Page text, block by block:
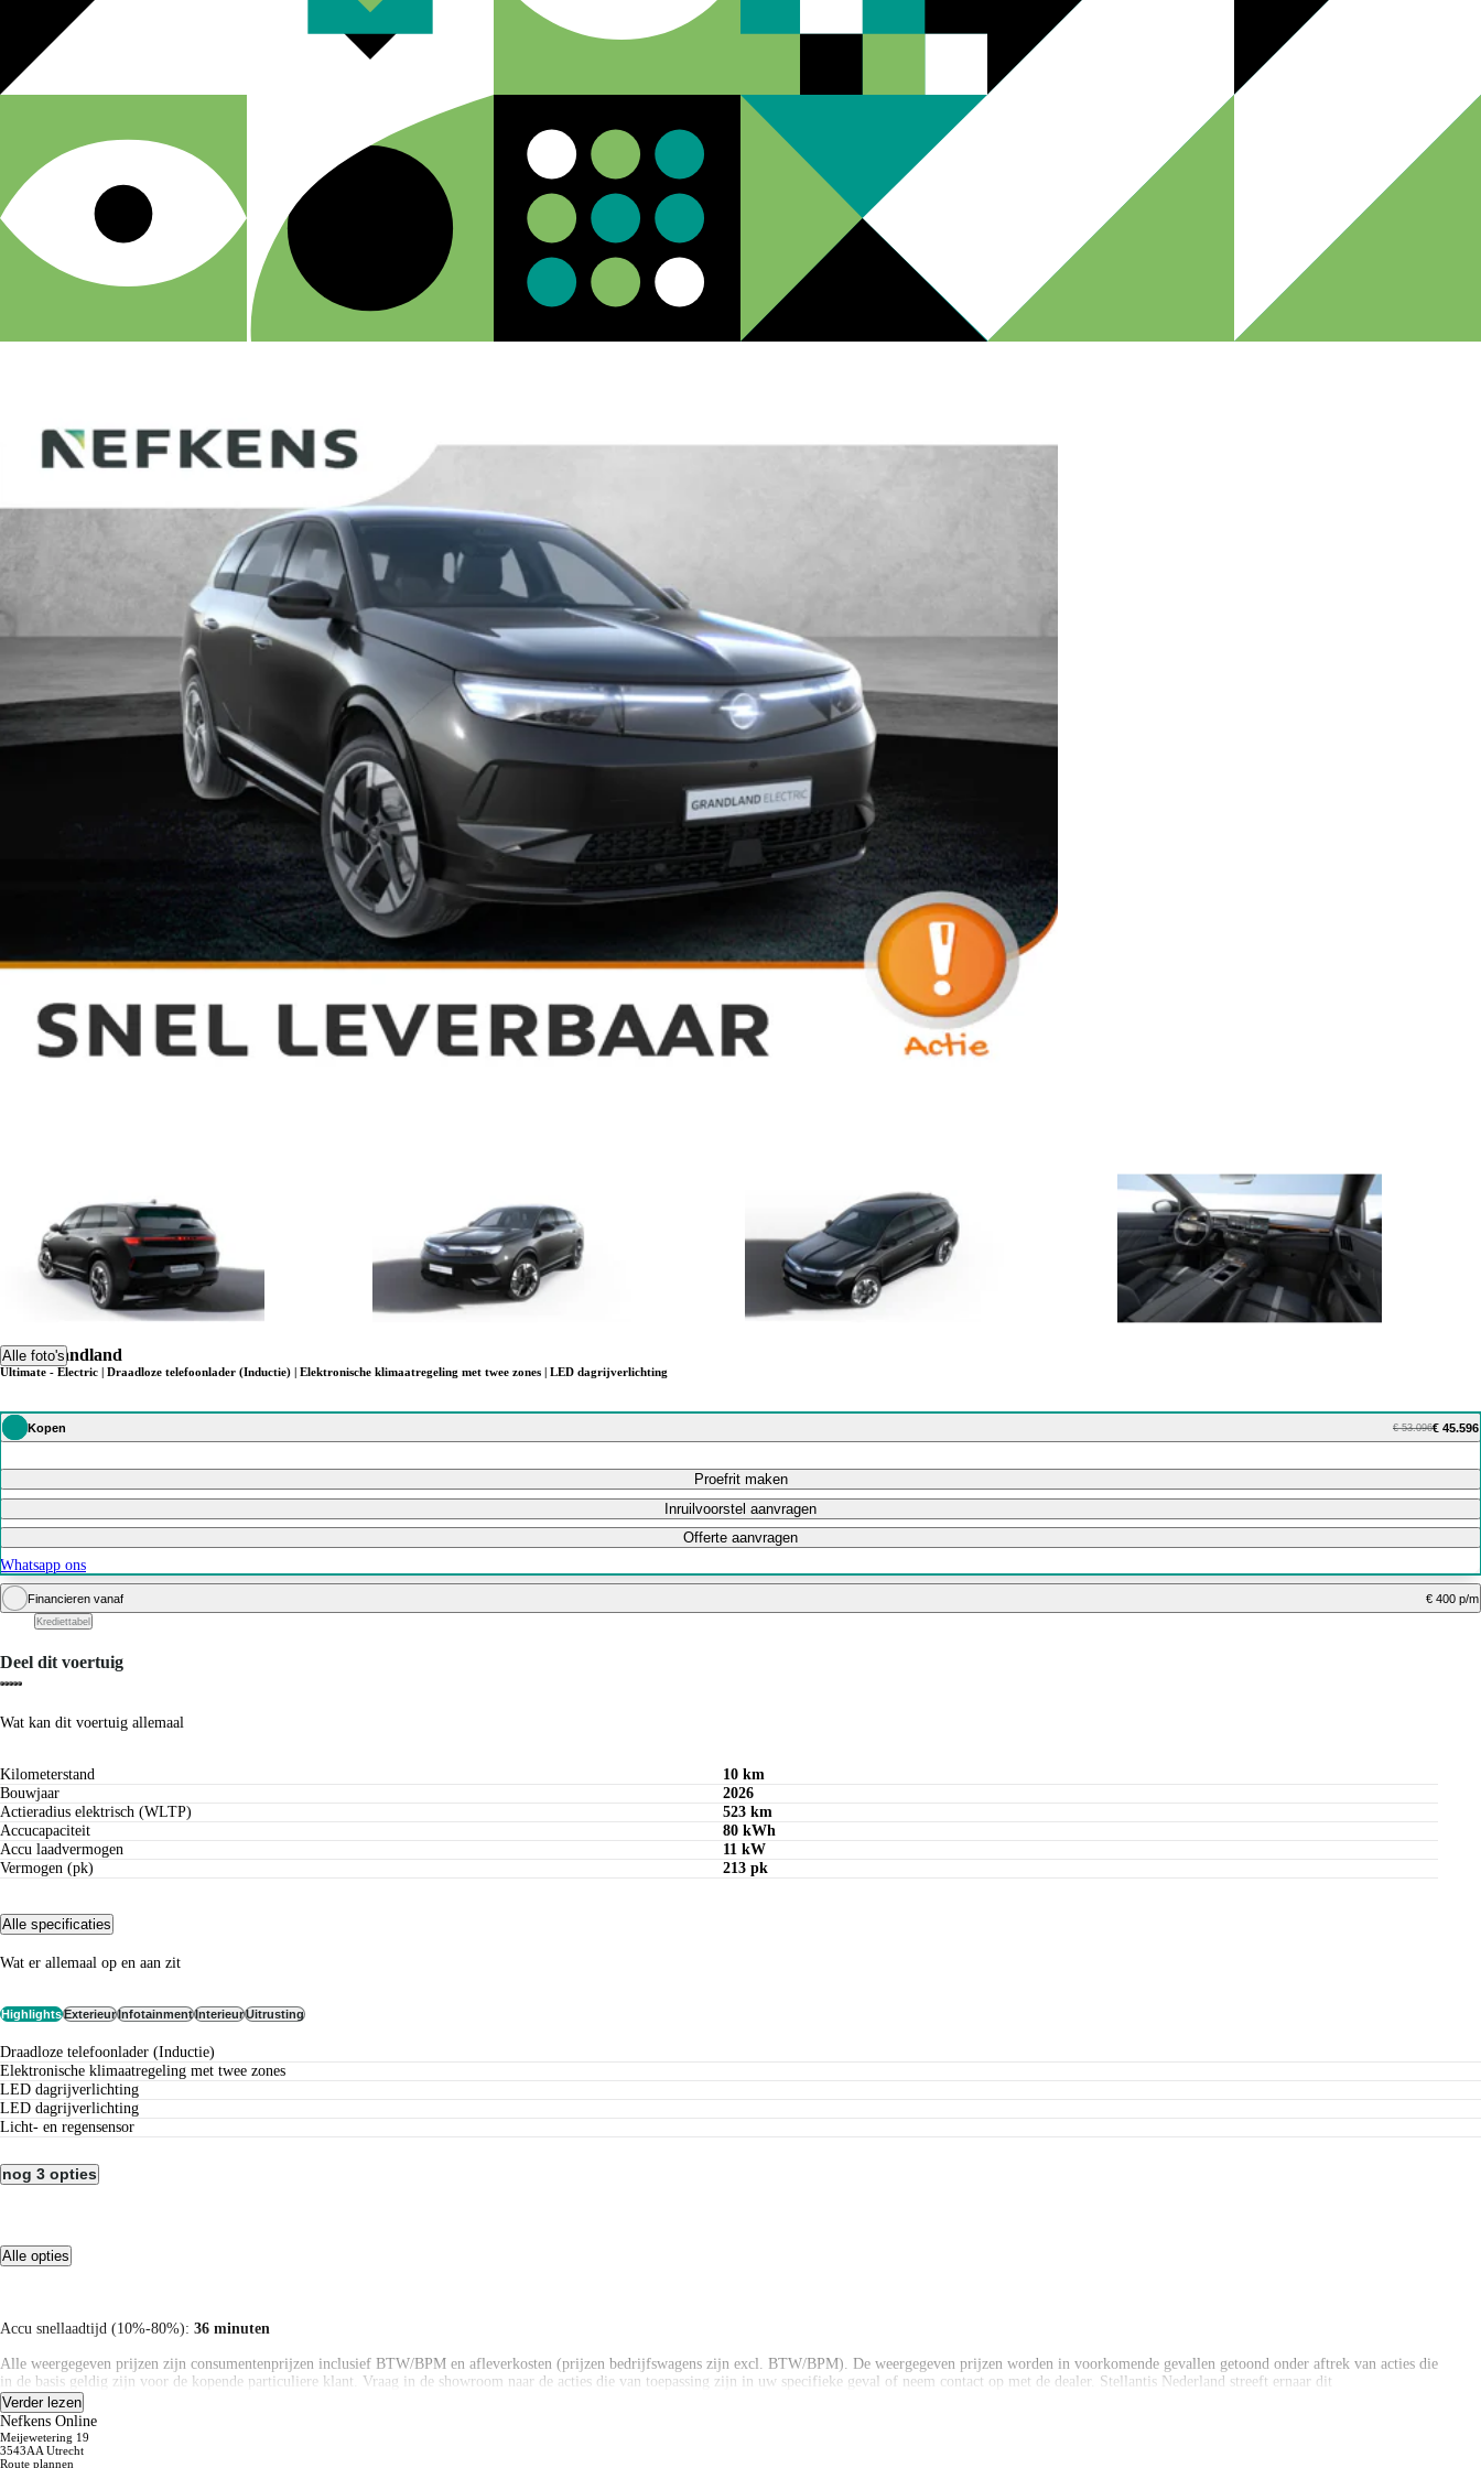
Alle foto's
Opel Grandland
Ultimate - Electric | Draadloze telefoonlader (Inductie) | Elektronische klimaatregeling met twee zones | LED dagrijverlichting
Kopen € 53.096€ 45.596
Proefrit maken
Inruilvoorstel aanvragen
Offerte aanvragen
Whatsapp ons
Financieren vanaf € 400 p/m
Krediettabel
Deel dit voertuig
Wat kan dit voertuig allemaal
Kilometerstand
10 km
Bouwjaar
2026
Actieradius elektrisch (WLTP)
523 km
Accucapaciteit
80 kWh
Accu laadvermogen
11 kW
Vermogen (pk)
213 pk
Alle specificaties
Wat er allemaal op en aan zit
HighlightsExterieurInfotainmentInterieurUitrusting
Draadloze telefoonlader (Inductie)
Elektronische klimaatregeling met twee zones
LED dagrijverlichting
LED dagrijverlichting
Licht- en regensensor
nog 3 opties
Alle opties
Accu snellaadtijd (10%-80%): 36 minuten
Alle weergegeven prijzen zijn consumentenprijzen inclusief BTW/BPM en afleverkosten (prijzen bedrijfswagens zijn excl. BTW/BPM). De weergegeven prijzen worden in voorkomende gevallen getoond onder aftrek van acties die
in de basis geldig zijn voor de kopende particuliere klant. Vraag in de showroom naar de acties die van toepassing zijn in uw specifieke geval of neem contact op met de dealer. Stellantis Nederland streeft ernaar dit
voorraadoverzicht zo actueel mogelijk te houden, informeer in de showroom naar de actuele beschikbaarheid. De informatie op deze pagina is met de grootste zorg samengesteld maar desondanks kan de werkelijkheid afwijken,
vraag in de showroom de details en definitieve verkoopprijs. Aan de informatie op deze pagina kunnen geen rechten worden ontleend!
Alle weergegeven prijzen zijn consumentenprijzen inclusief BTW/BPM en afleverkosten (prijzen bedrijfswagens zijn excl. BTW/BPM). De weergegeven prijzen worden in voorkomende gevallen getoond onder aftrek van acties die
Verder lezen
Nefkens Online
Meijewetering 19
3543AA Utrecht
Route plannen